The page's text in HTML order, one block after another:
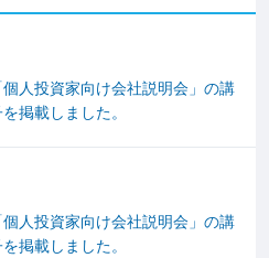
人投資家向け会社説明会」の講
掲載しました。
人投資家向け会社説明会」の講
掲載しました。